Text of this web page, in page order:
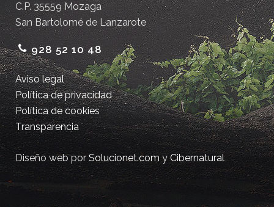
C.P. 35559 Mozaga
San Bartolomé de Lanzarote
928 52 10 48
Aviso legal
Política de privacidad
Política de cookies
Transparencia
Diseño web porSolucionet.comyCibernatural